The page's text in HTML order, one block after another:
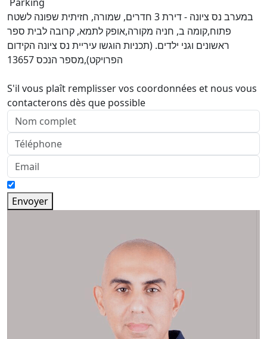
במערב נס ציונה - דירת 3 חדרים, שמורה, חזיתית שפונה לשטח
פתוח,קומה ב, חניה מקורה,אופק לתמא, קרובה לבית ספר
ראשונים וגני ילדים. (תכניות הוגשו עיריית נס ציונה הקידום
הפרויקט),מספר הנכס 13657
S'il vous plaît remplisser vos coordonnées et nous vous
contacterons dès que possible
Envoyer